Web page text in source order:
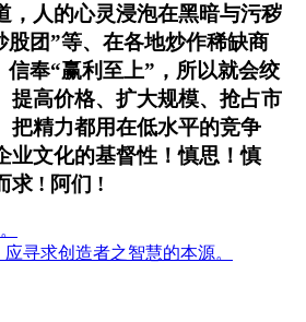
，人的心灵浸泡在黑暗与污秽
股团”等、在各地炒作稀缺商
信奉“赢利至上”，所以就会绞
提高价格、扩大规模、抢占市
把精力都用在低水平的竞争
业文化的基督性！慎思！慎
求 ! 阿们 !
寻求创造者之智慧的本源。